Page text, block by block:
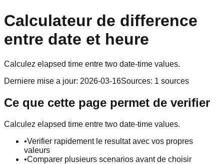
Calculateur de difference
entre date et heure
Calculez elapsed time entre two date-time values.
Derniere mise a jour: 2026-03-16Sources: 1 sources
Ce que cette page permet de verifier
Calculez elapsed time entre two date-time values.
•Verifier rapidement le resultat avec vos propres
valeurs
•Comparer plusieurs scenarios avant de choisir